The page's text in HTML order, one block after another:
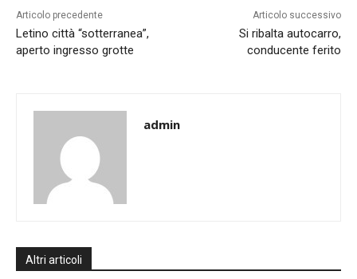
Articolo precedente
Letino città “sotterranea”,
aperto ingresso grotte
Articolo successivo
Si ribalta autocarro,
conducente ferito
admin
Altri articoli